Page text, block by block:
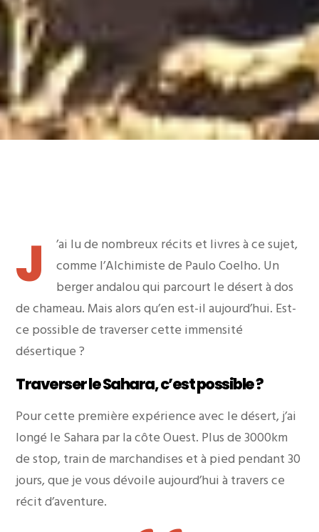
J
’ai lu de nombreux récits et livres à ce sujet,
comme l’Alchimiste de Paulo Coelho. Un
berger andalou qui parcourt le désert à dos
de chameau. Mais alors qu’en est-il aujourd’hui. Est-
ce possible de traverser cette immensité
désertique ?
Traverser le Sahara, c’est possible ?
Pour cette première expérience avec le désert, j’ai
longé le Sahara par la côte Ouest. Plus de 3000km
de stop, train de marchandises et à pied pendant 30
jours, que je vous dévoile aujourd’hui à travers ce
récit d’aventure.